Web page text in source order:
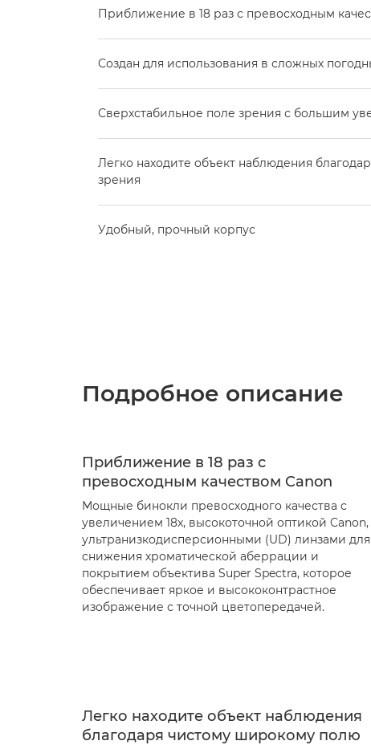
Приближение в 18 раз с превосходным
Создан для использования в сложных
Сверхстабильное поле зрения с большим
Легко находите объект наблюдения
зрения
Удобный, прочный корпус
Подробное описание
Приближение в 18 раз с
превосходным качеством Canon
Мощные бинокли превосходного качества с
увеличением 18x, высокоточной оптикой Canon,
ультранизкодисперсионными (UD) линзами для
снижения хроматической аберрации и
покрытием объектива Super Spectra, которое
обеспечивает яркое и высококонтрастное
изображение с точной цветопередачей.
Легко находите объект наблюдения
благодаря чистому широкому полю